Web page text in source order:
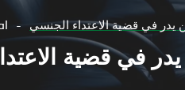
في قضية الاعتداء الجنسي
في قضية